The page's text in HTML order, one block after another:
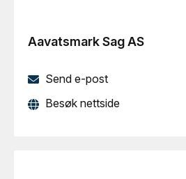
Aavatsmark Sag AS
Send e-post
Besøk nettside